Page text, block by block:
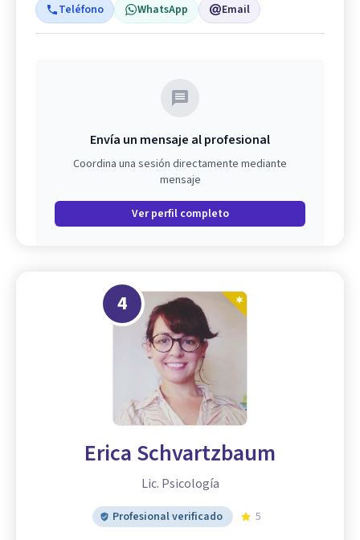
Teléfono WhatsApp Email
Envía un mensaje al profesional
Coordina una sesión directamente mediante
mensaje
Ver perfil completo
4
Erica Schvartzbaum
Lic. Psicología
Profesional verificado 5